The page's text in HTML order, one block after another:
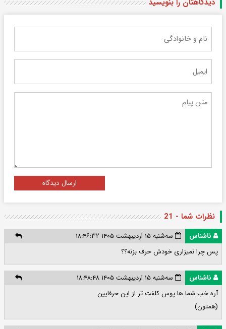
ارسال دیدگاه
نظرات شما - 21
ناشناس
سه‌شنبه ۱۵ اردیبهشت ۱۴۰۵ ۱۸:۴۶:۳۲
پس چرا نمیزاری خودش حرف بزنه؟؟
ناشناس
سه‌شنبه ۱۵ اردیبهشت ۱۴۰۵ ۱۸:۴۸:۴۸
آره خب شما ها پوس کلفت تر از این حرفایین
(همتون)